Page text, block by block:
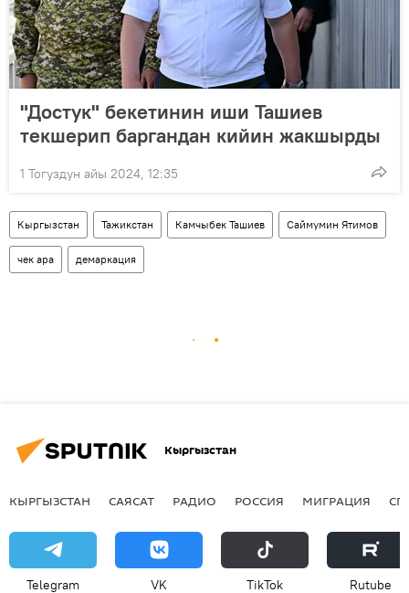
"Достук" бекетинин иши Ташиев
текшерип баргандан кийин жакшырды
1 Тогуздун айы 2024, 12:35
Кыргызстан Тажикстан Камчыбек Ташиев Саймумин Ятимов
чек ара демаркация
Кыргызстан
КЫРГЫЗСТАН САЯСАТ РАДИО РОССИЯ МИГРАЦИЯ
Telegram VK ТikТоk Rutube